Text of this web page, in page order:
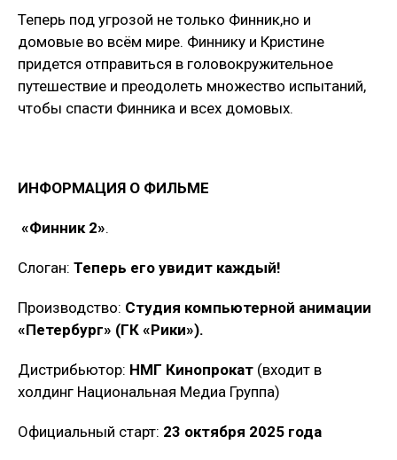
Теперь под угрозой не только Финник,но и
домовые во всём мире. Финнику и Кристине
придется отправиться в головокружительное
путешествие и преодолеть множество испытаний,
чтобы спасти Финника и всех домовых.
ИНФОРМАЦИЯ О ФИЛЬМЕ
«Финник 2».
Слоган: Теперь его увидит каждый!
Производство: Студия компьютерной анимации
«Петербург» (ГК «Рики»).
Дистрибьютор: НМГ Кинопрокат (входит в
холдинг Национальная Медиа Группа)
Официальный старт: 23 октября 2025 года